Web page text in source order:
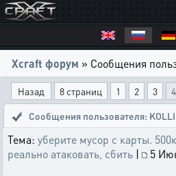
Xcraft форум » Сообщения
Назад 8 страниц 1 2 3 4
Сообщения пользователя:
Тема: уберите мусор с карты.
реально атаковать, сбить |
5